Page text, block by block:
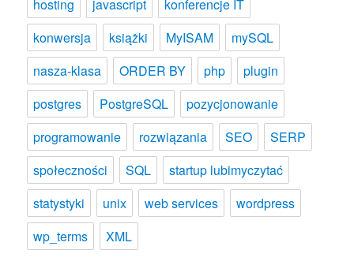
hosting javascript
konferencje IT
konwersja
książki MyISAM
mySQL
nasza-klasa
ORDER BY php
plugin
postgres
PostgreSQL
pozycjonowanie
programowanie
rozwiązania SEO
SERP
społeczności
SQL
startup lubimyczytać
statystyki
unix web services
wordpress
wp_terms
XML